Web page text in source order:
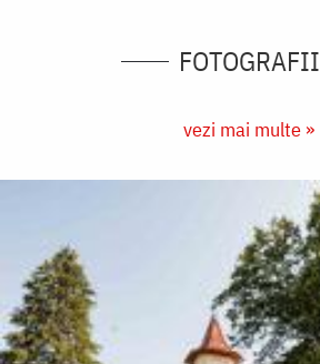
FOTOGRAFII
vezi mai multe »